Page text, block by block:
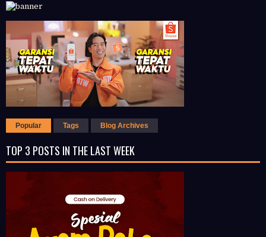
Popular Tags Blog Archives
TOP 3 POSTS IN THE LAST WEEK